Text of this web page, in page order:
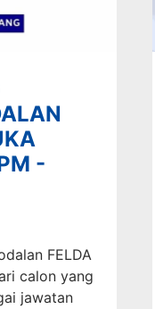
-
FELDA
calon yang
jawatan